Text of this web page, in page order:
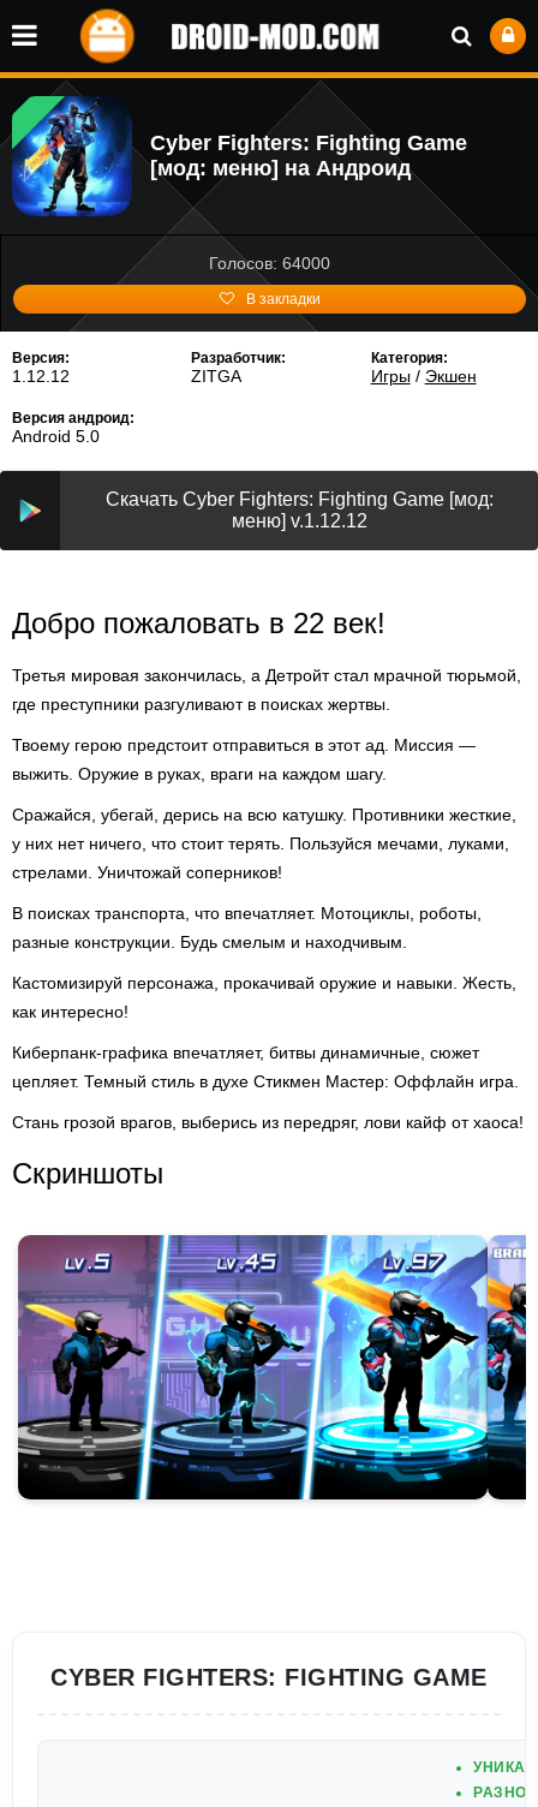
Cyber Fighters: Fighting Game
[мод: меню] на Андроид
Голосов: 64000
В закладки
Версия:
1.12.12
Разработчик:
ZITGA
Категория:
Игры/ Экшен
Версия андроид:
Android 5.0
Скачать Cyber Fighters: Fighting Game [мод:
меню] v.1.12.12
Добро пожаловать в 22 век!
Третья мировая закончилась, а Детройт стал мрачной тюрьмой,
где преступники разгуливают в поисках жертвы.
Твоему герою предстоит отправиться в этот ад. Миссия —
выжить. Оружие в руках, враги на каждом шагу.
Сражайся, убегай, дерись на всю катушку. Противники жесткие,
у них нет ничего, что стоит терять. Пользуйся мечами, луками,
стрелами. Уничтожай соперников!
В поисках транспорта, что впечатляет. Мотоциклы, роботы,
разные конструкции. Будь смелым и находчивым.
Кастомизируй персонажа, прокачивай оружие и навыки. Жесть,
как интересно!
Киберпанк-графика впечатляет, битвы динамичные, сюжет
цепляет. Темный стиль в духе Стикмен Мастер: Оффлайн игра.
Стань грозой врагов, выберись из передряг, лови кайф от хаоса!
Скриншоты
CYBER FIGHTERS: FIGHTING GAME